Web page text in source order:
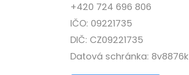
+420 724 696 806
IČO: 09221735
DIČ: CZ09221735
Datová schránka: 8v8876k